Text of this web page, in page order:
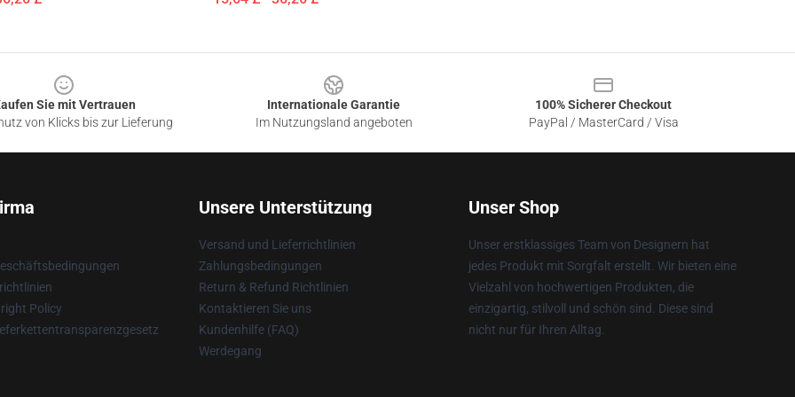
Sie mit Vertrauen
von Klicks bis zur Lieferung
Internationale Garantie
Im Nutzungsland angeboten
100% Sicherer Checkout
PayPal / MasterCard / Visa
Policy
Unsere Unterstützung
Versand und Lieferrichtlinien
Zahlungsbedingungen
Return & Refund Richtlinien
Kontaktieren Sie uns
Kundenhilfe (FAQ)
Werdegang
Unser Shop
Unser erstklassiges Team von Designern hat
jedes Produkt mit Sorgfalt erstellt. Wir bieten eine
Vielzahl von hochwertigen Produkten, die
einzigartig, stilvoll und schön sind. Diese sind
nicht nur für Ihren Alltag.